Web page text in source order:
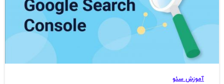
آموزش سئو